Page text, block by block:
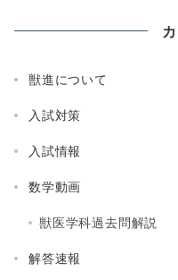
獣進について
入試対策
入試情報
数学動画
獣医学科過去問解説
解答速報